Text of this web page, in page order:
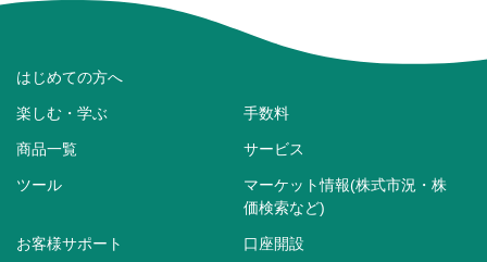
はじめての方へ
楽しむ・学ぶ 手数料
商品一覧 サービス
ツール
マーケット情報(株式市況・株
価検索など)
お客様サポート 口座開設